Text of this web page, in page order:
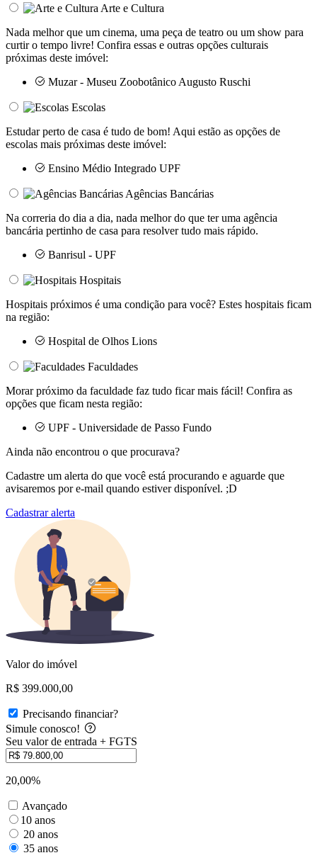
Arte e Cultura
Nada melhor que um cinema, uma peça de teatro ou um show para
curtir o tempo livre! Confira essas e outras opções culturais
próximas deste imóvel:
Muzar - Museu Zoobotânico Augusto Ruschi
Escolas
Estudar perto de casa é tudo de bom! Aqui estão as opções de
escolas mais próximas deste imóvel:
Ensino Médio Integrado UPF
Agências Bancárias
Na correria do dia a dia, nada melhor do que ter uma agência
bancária pertinho de casa para resolver tudo mais rápido.
Banrisul - UPF
Hospitais
Hospitais próximos é uma condição para você? Estes hospitais ficam
na região:
Hospital de Olhos Lions
Faculdades
Morar próximo da faculdade faz tudo ficar mais fácil! Confira as
opções que ficam nesta região:
UPF - Universidade de Passo Fundo
Ainda não encontrou o que procurava?
Cadastre um alerta do que você está procurando e aguarde que
avisaremos por e-mail quando estiver disponível. ;D
Cadastrar alerta
Valor do imóvel
R$ 399.000,00
Precisando financiar?
Simule conosco!
Seu valor de entrada + FGTS
20,00%
Avançado
10 anos
20 anos
35 anos